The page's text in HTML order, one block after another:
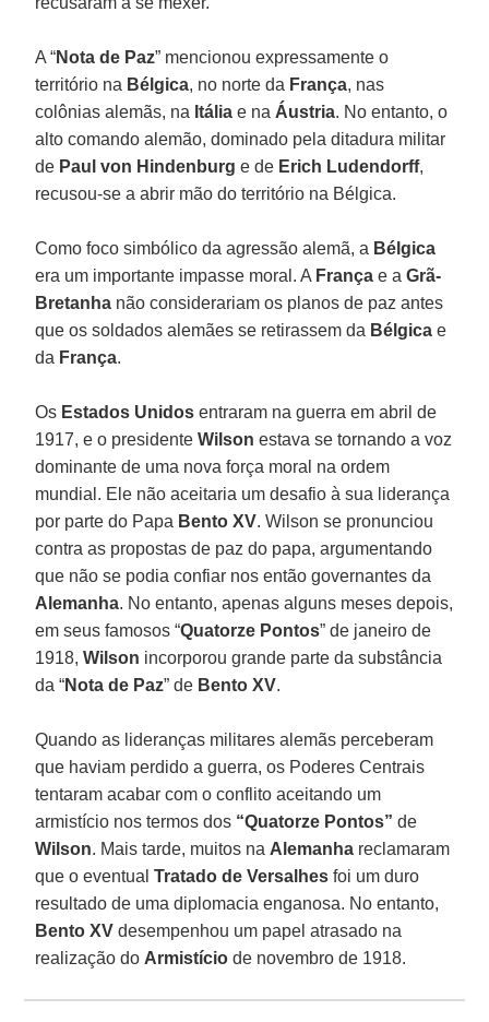
A “Nota de Paz” mencionou expressamente o
território na Bélgica, no norte da França, nas
colônias alemãs, na Itália e na Áustria. No entanto, o
alto comando alemão, dominado pela ditadura militar
de Paul von Hindenburg e de Erich Ludendorff,
recusou-se a abrir mão do território na Bélgica.
Como foco simbólico da agressão alemã, a Bélgica
era um importante impasse moral. A França e aGrã-
Bretanha não considerariam os planos de paz antes
que os soldados alemães se retirassem da Bélgica e
da França.
Os Estados Unidos entraram na guerra em abril de
1917, e o presidenteWilson estava se tornando a voz
dominante de uma nova força moral na ordem
mundial. Ele não aceitaria um desafio à sua liderança
por parte do Papa Bento XV. Wilson se pronunciou
contra as propostas de paz do papa, argumentando
que não se podia confiar nos então governantes da
Alemanha. No entanto, apenas alguns meses depois,
em seus famosos “Quatorze Pontos” de janeiro de
1918,Wilson incorporou grande parte da substância
da “Nota de Paz” de Bento XV.
Quando as lideranças militares alemãs perceberam
que haviam perdido a guerra, os Poderes Centrais
tentaram acabar com o conflito aceitando um
armistício nos termos dos “Quatorze Pontos” de
Wilson. Mais tarde, muitos na Alemanha reclamaram
que o eventualTratado de Versalhes foi um duro
resultado de uma diplomacia enganosa. No entanto,
Bento XV desempenhou um papel atrasado na
realização do Armistício de novembro de 1918.